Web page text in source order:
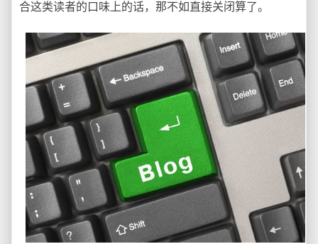
合这类读者的口味上的话，那不如直接关闭算了。